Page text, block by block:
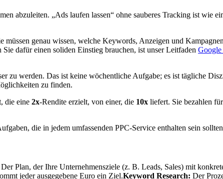
abzuleiten. „Ads laufen lassen“ ohne sauberes Tracking ist wie
genau wissen, welche Keywords, Anzeigen und
dafür einen soliden Einstieg brauchen, ist unser Leitfaden Google
zu werden. Das ist keine wöchentliche Aufgabe; es ist tägliche
zu finden.
die eine 2x-Rendite erzielt, von einer, die 10x liefert. Sie bezahlen
die in jedem umfassenden PPC-Service enthalten sein
Der Plan, der Ihre Unternehmensziele (z. B. Leads, Sales) mit
jeder ausgegebene Euro ein Ziel.Keyword Research: Der